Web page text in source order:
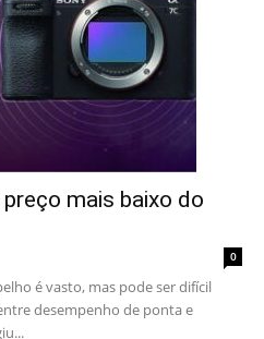
mais baixo do
0
é vasto, mas pode ser difícil
desempenho de ponta e